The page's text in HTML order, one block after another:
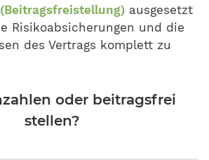
(Beitragsfreistellung) ausgesetzt
Risikoabsicherungen und die
des Vertrags komplett zu
oder beitragsfrei
stellen?